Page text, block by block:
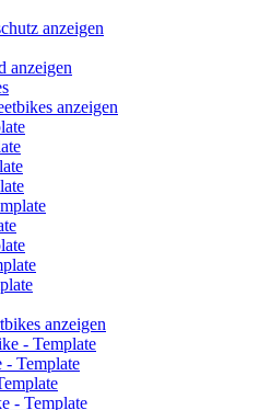
anzeigen
anzeigen
anzeigen
anzeigen
- Template
Template
- Template